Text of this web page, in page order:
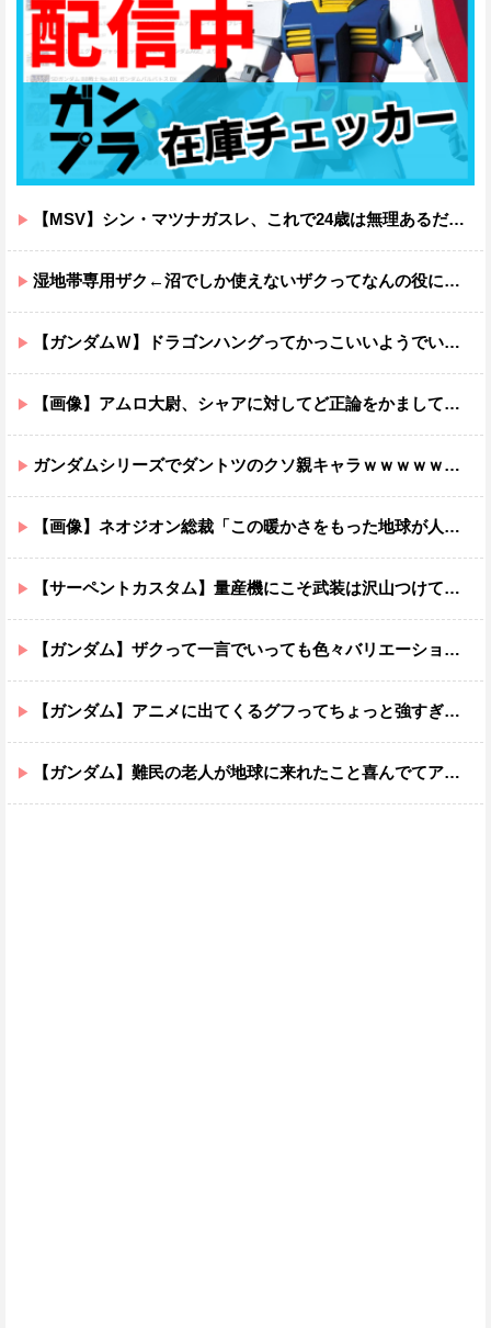
【MSV】シン・マツナガスレ、これで24歳は無理あるだろ…
湿地帯専用ザク←沼でしか使えないザクってなんの役に立つ設定なんだ？
【ガンダムＷ】ドラゴンハングってかっこいいようでいて実は全然かっこよくないのでは？
【画像】アムロ大尉、シャアに対してど正論をかましてしまうｗｗｗｗｗｗｗｗｗｗ
ガンダムシリーズでダントツのクソ親キャラｗｗｗｗｗｗｗｗｗｗｗｗ
【画像】ネオジオン総裁「この暖かさをもった地球が人間さえ破壊するんだ（汗だく）」
【サーペントカスタム】量産機にこそ武装は沢山つけてほしいよね
【ガンダム】ザクって一言でいっても色々バリエーションがあるよね
【ガンダム】アニメに出てくるグフってちょっと強すぎじゃない？
【ガンダム】難民の老人が地球に来れたこと喜んでてアレ？連邦もやってることヤバくない？ってなる